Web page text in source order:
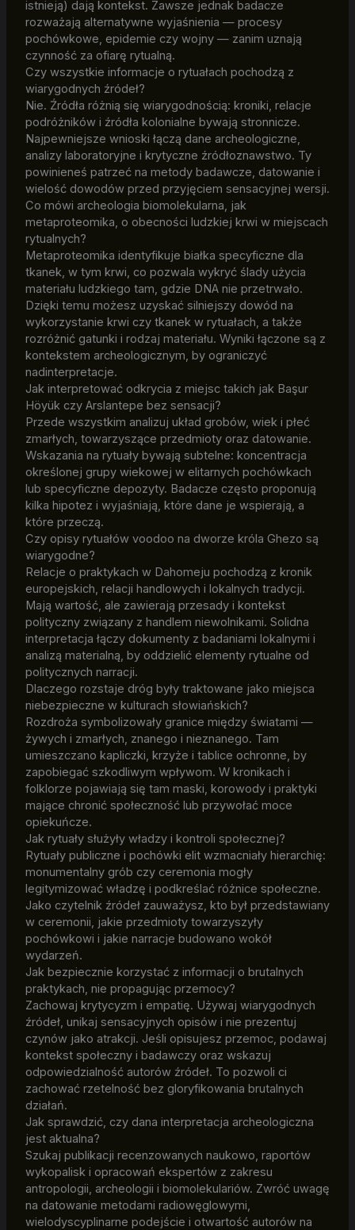
istnieją) dają kontekst. Zawsze jednak badacze
rozważają alternatywne wyjaśnienia — procesy
pochówkowe, epidemie czy wojny — zanim uznają
czynność za ofiarę rytualną.
Czy wszystkie informacje o rytuałach pochodzą z
wiarygodnych źródeł?
Nie. Źródła różnią się wiarygodnością: kroniki, relacje
podróżników i źródła kolonialne bywają stronnicze.
Najpewniejsze wnioski łączą dane archeologiczne,
analizy laboratoryjne i krytyczne źródłoznawstwo. Ty
powinieneś patrzeć na metody badawcze, datowanie i
wielość dowodów przed przyjęciem sensacyjnej wersji.
Co mówi archeologia biomolekularna, jak
metaproteomika, o obecności ludzkiej krwi w miejscach
rytualnych?
Metaproteomika identyfikuje białka specyficzne dla
tkanek, w tym krwi, co pozwala wykryć ślady użycia
materiału ludzkiego tam, gdzie DNA nie przetrwało.
Dzięki temu możesz uzyskać silniejszy dowód na
wykorzystanie krwi czy tkanek w rytuałach, a także
rozróżnić gatunki i rodzaj materiału. Wyniki łączone są z
kontekstem archeologicznym, by ograniczyć
nadinterpretacje.
Jak interpretować odkrycia z miejsc takich jak Başur
Höyük czy Arslantepe bez sensacji?
Przede wszystkim analizuj układ grobów, wiek i płeć
zmarłych, towarzyszące przedmioty oraz datowanie.
Wskazania na rytuały bywają subtelne: koncentracja
określonej grupy wiekowej w elitarnych pochówkach
lub specyficzne depozyty. Badacze często proponują
kilka hipotez i wyjaśniają, które dane je wspierają, a
które przeczą.
Czy opisy rytuałów voodoo na dworze króla Ghezo są
wiarygodne?
Relacje o praktykach w Dahomeju pochodzą z kronik
europejskich, relacji handlowych i lokalnych tradycji.
Mają wartość, ale zawierają przesady i kontekst
polityczny związany z handlem niewolnikami. Solidna
interpretacja łączy dokumenty z badaniami lokalnymi i
analizą materialną, by oddzielić elementy rytualne od
politycznych narracji.
Dlaczego rozstaje dróg były traktowane jako miejsca
niebezpieczne w kulturach słowiańskich?
Rozdroża symbolizowały granice między światami —
żywych i zmarłych, znanego i nieznanego. Tam
umieszczano kapliczki, krzyże i tablice ochronne, by
zapobiegać szkodliwym wpływom. W kronikach i
folklorze pojawiają się tam maski, korowody i praktyki
mające chronić społeczność lub przywołać moce
opiekuńcze.
Jak rytuały służyły władzy i kontroli społecznej?
Rytuały publiczne i pochówki elit wzmacniały hierarchię:
monumentalny grób czy ceremonia mogły
legitymizować władzę i podkreślać różnice społeczne.
Jako czytelnik źródeł zauważysz, kto był przedstawiany
w ceremonii, jakie przedmioty towarzyszyły
pochówkowi i jakie narracje budowano wokół
wydarzeń.
Jak bezpiecznie korzystać z informacji o brutalnych
praktykach, nie propagując przemocy?
Zachowaj krytycyzm i empatię. Używaj wiarygodnych
źródeł, unikaj sensacyjnych opisów i nie prezentuj
czynów jako atrakcji. Jeśli opisujesz przemoc, podawaj
kontekst społeczny i badawczy oraz wskazuj
odpowiedzialność autorów źródeł. To pozwoli ci
zachować rzetelność bez gloryfikowania brutalnych
działań.
Jak sprawdzić, czy dana interpretacja archeologiczna
jest aktualna?
Szukaj publikacji recenzowanych naukowo, raportów
wykopalisk i opracowań ekspertów z zakresu
antropologii, archeologii i biomolekulariów. Zwróć uwagę
na datowanie metodami radiowęglowymi,
wielodyscyplinarne podejście i otwartość autorów na